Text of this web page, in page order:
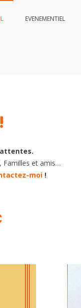
EVENEMENTIEL
Familles et amis…
moi !